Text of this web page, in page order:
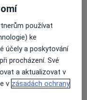
nás důležité.
zaplatit za
pacienta.
používat
ke
účely a poskytování
procházení. Své
a aktualizovat v
v zásadách ochrany